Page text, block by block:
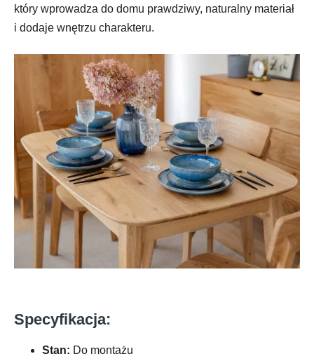
który wprowadza do domu prawdziwy, naturalny materiał
i dodaje wnętrzu charakteru.
Specyfikacja:
Stan: Do montażu